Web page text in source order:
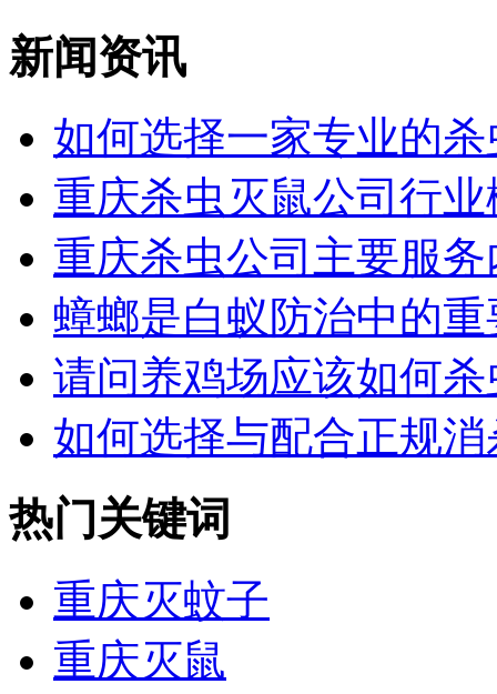
新闻资讯
如何选择一家专业的杀
重庆杀虫灭鼠公司行业
重庆杀虫公司主要服务
蟑螂是白蚁防治中的重
请问养鸡场应该如何杀
如何选择与配合正规消
热门关键词
重庆灭蚊子
重庆灭鼠